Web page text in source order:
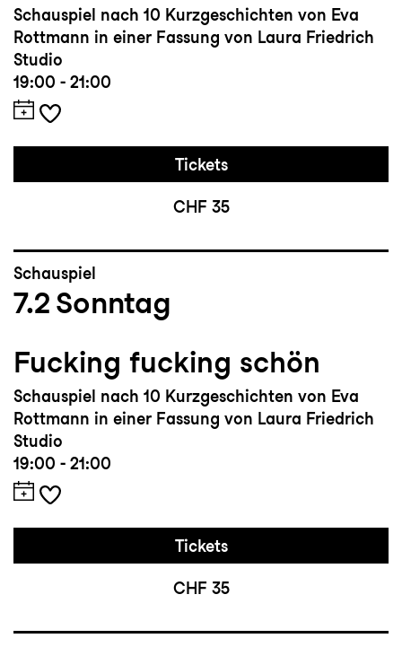
Schauspiel nach 10 Kurzgeschichten von Eva
Rottmann in einer Fassung von Laura Friedrich
Studio
19:00 - 21:00
Tickets
CHF 35
Schauspiel
7.2 Sonntag
Fucking fucking schön
Schauspiel nach 10 Kurzgeschichten von Eva
Rottmann in einer Fassung von Laura Friedrich
Studio
19:00 - 21:00
Tickets
CHF 35